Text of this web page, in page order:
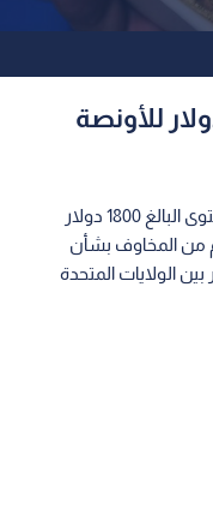
استقرت أسعار الذهب الجمعة قرب المستوى البالغ 1800 دولار
من المخاوف بشأن
الولايات المتحدة